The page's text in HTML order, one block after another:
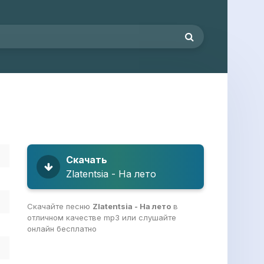
Скачать
Zlatentsia - На лето
Скачайте песню Zlatentsia - На лето в
отличном качестве mp3 или слушайте
онлайн бесплатно